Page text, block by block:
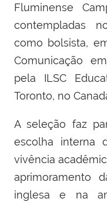
Fluminense
contempladas
como bolsista,
Comunicação
pela ILSC
Toronto, no
A seleção faz
escolha interna
vivência
aprimoramento
inglesa e na